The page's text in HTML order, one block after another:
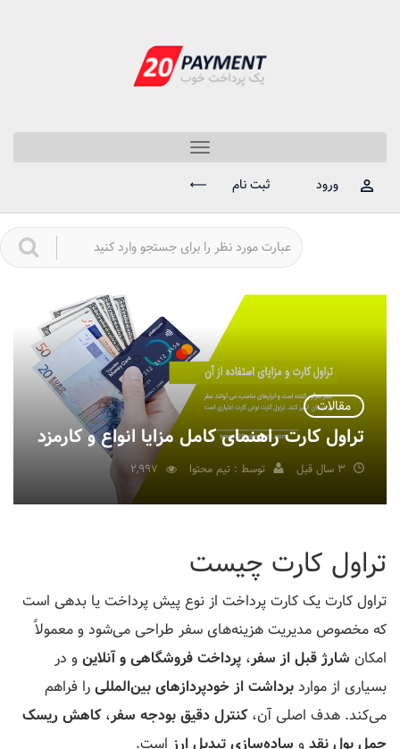
Toggle
navigation
ورود
ثبت نام
مقالات
تراول کارت راهنمای کامل مزایا انواع و کارمزد
3 سال قبل توسط : تیم محتوا
تراول کارت چیست
تراول کارت یک کارت پرداخت از نوع پیش پرداخت یا بدهی است
که مخصوص مدیریت هزینه‌های سفر طراحی می‌شود و معمولاً
امکان شارژ قبل از سفر، پرداخت فروشگاهی و آنلاینو در
بسیاری از مواردبرداشت از خودپردازهای بین‌المللیرا فراهم
می‌کند. هدف اصلی آن،کنترل دقیق بودجه سفر،کاهش ریسک